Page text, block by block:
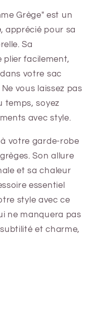
Grège" est un
, apprécié pour sa
Sa
plier facilement,
votre sac
vous laissez pas
temps, soyez
avec style.
votre garde-robe
Son allure
et sa chaleur
essentiel
style avec ce
ne manquera pas
et charme,